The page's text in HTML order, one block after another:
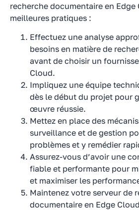
recherche documentaire en Edge
meilleures pratiques :
Effectuez une analyse
besoins en matière de
avant de choisir un
Cloud.
Impliquez une équipe
dès le début du projet pour
œuvre réussie.
Mettez en place des
surveillance et de gestion
problèmes et y remédier
Assurez-vous d’avoir une
fiable et performante pour
et maximiser les
Maintenez votre serveur de
documentaire en Edge